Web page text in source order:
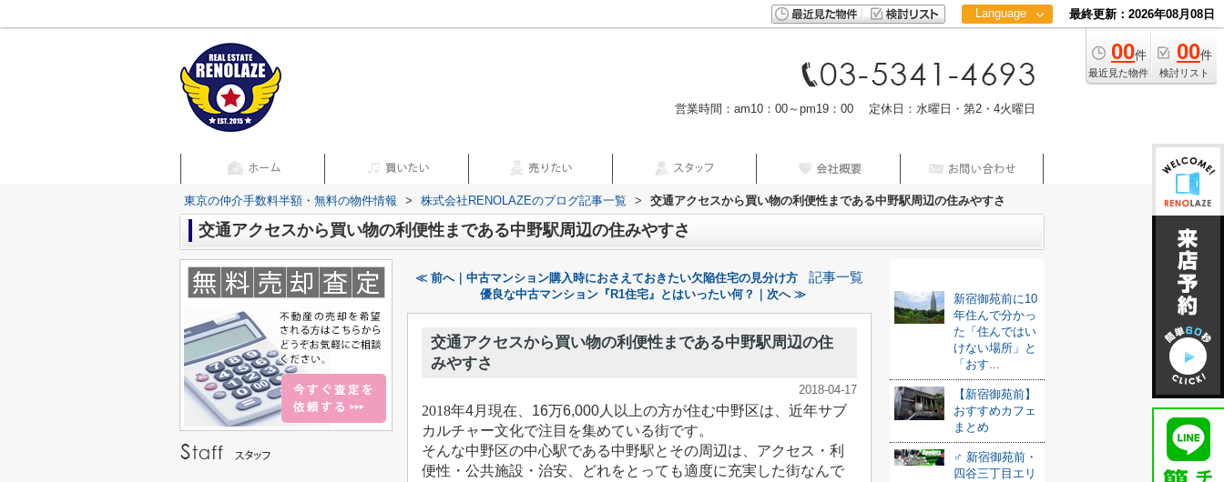
Language
中文
最終更新：2026年08月08日
00件
最近見た物件
00件
検討リスト
営業時間：am10：00～pm19：00 定休日：水曜日・第2・4火曜日
東京の仲介手数料半額・無料の物件情報 > 株式会社RENOLAZEのブログ記事一覧 > 交通アクセスから買い物の利便性まである中野駅周辺の住みやすさ
交通アクセスから買い物の利便性まである中野駅周辺の住みやすさ
≪ 前へ｜中古マンション購入時におさえておきたい欠陥住宅の見分け方 記事一覧
優良な中古マンション『R1住宅』とはいったい何？｜次へ ≫
交通アクセスから買い物の利便性まである中野駅周辺の住
みやすさ
2018-04-17
2018年4月現在、 16万6,000 人以上の方が住む中野区は、近年サブ
カルチャー文化で注目を集めている街です。
そんな中野区の中心駅である中野駅とその周辺は、アクセス・利
便性・公共施設・治安、どれをとっても適度に充実した街なんで
新宿御苑前に10
年住んで分かっ
た「住んではい
けない場所」と
「おす...
【新宿御苑前】
おすすめカフェ
まとめ
️‍♂️ 新宿御苑前・
四谷三丁目エリ